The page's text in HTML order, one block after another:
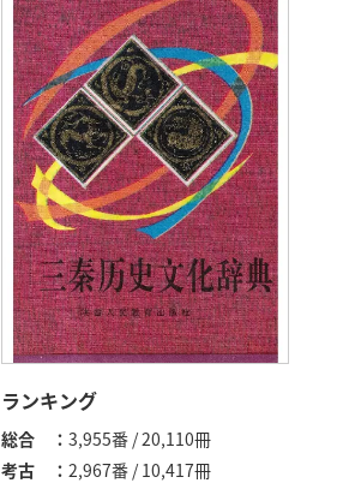
ランキング
総合
3,955番 / 20,110冊
考古
2,967番 / 10,417冊